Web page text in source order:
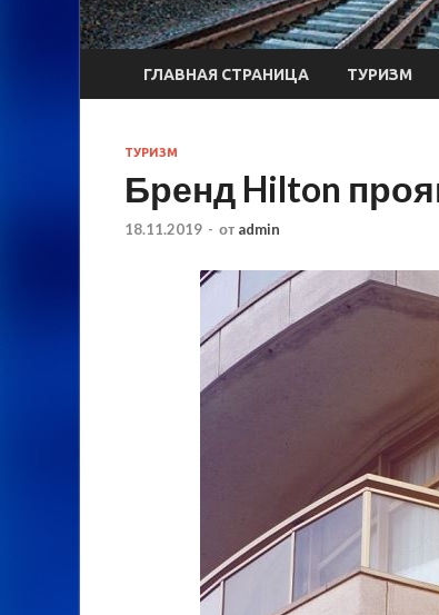
ГЛАВНАЯ СТРАНИЦА ТУРИЗМ
ТУРИЗМ
Бренд Hilton
18.11.2019 - от admin